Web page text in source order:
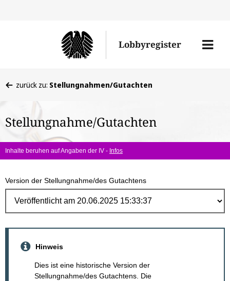
Lobbyregister
Menü
befinden
hier:
zurück zu: Stellungnahmen/Gutachten
Stellungnahme/Gutachten
Inhalte beruhen auf Angaben der IV - Infos
Version der Stellungnahme/des Gutachtens
Hinweis
Dies ist eine historische Version der
Stellungnahme/des Gutachtens. Die